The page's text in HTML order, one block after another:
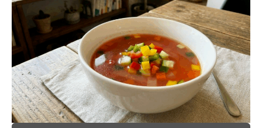
SOU＋YOU×b.ringで整える『いい日、は
じまるキャンペーン』
2025.12.22
映画「赤羽骨子の
アップ記念キャンペ
2024.07.12